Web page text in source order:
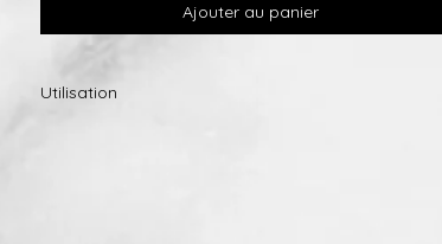
Ajouter au panier
Utilisation